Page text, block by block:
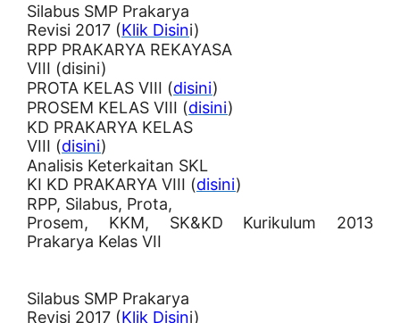
Silabus SMP Prakarya
Revisi 2017 (Klik Disini)
RPP PRAKARYA REKAYASA
VIII (disini)
PROTA KELAS VIII (disini)
PROSEM KELAS VIII (disini)
KD PRAKARYA KELAS
VIII (disini)
Analisis Keterkaitan SKL
KI KD PRAKARYA VIII (disini)
RPP, Silabus, Prota,
Prosem, KKM, SK&KD Kurikulum 2013
Prakarya Kelas VII
Silabus SMP Prakarya
Revisi 2017 (Klik Disini)